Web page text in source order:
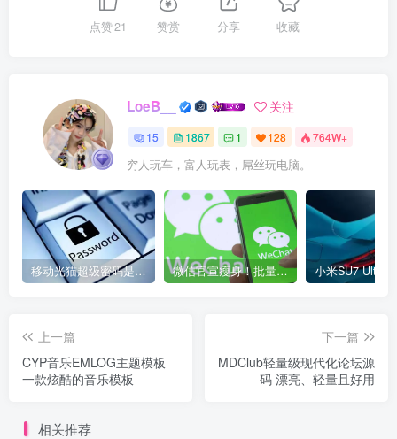
点赞21 赞赏 分享 收藏
LoeB__ 关注
15 1867 1 128 764W+
穷人玩车，富人玩表，屌丝玩电脑。
移动光猫超级密码是多少？移动光猫超级管理员后台账号与密码 微信官宣瘦身！批量清理原图新功能来了 安卓、iOS均可使用
上一篇
CYP音乐EMLOG主题模板
一款炫酷的音乐模板
下一篇
MDClub轻量级现代化论坛源
码 漂亮、轻量且好用
相关推荐